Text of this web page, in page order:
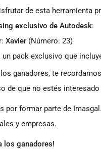
de esta herramienta
exclusivo de Autodesk:
Xavier(Número: 23)
un pack exclusivo que
ganadores, te
de que no estés
por formar parte de
y empresas.
los ganadores!